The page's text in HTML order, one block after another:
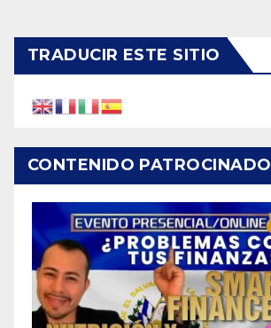
TRADUCIR ESTE SITIO
CONTENIDO PATROCINADO